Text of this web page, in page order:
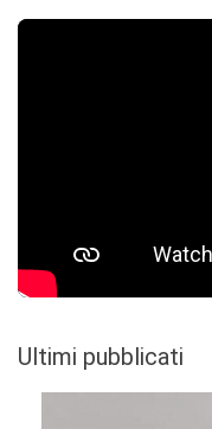
Ultimi pubblicati